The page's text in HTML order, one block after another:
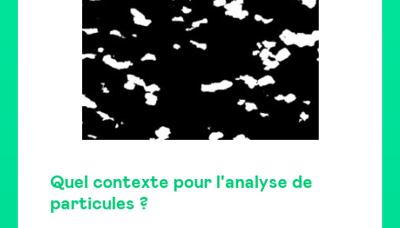
Quel contexte pour l'analyse de
particules ?